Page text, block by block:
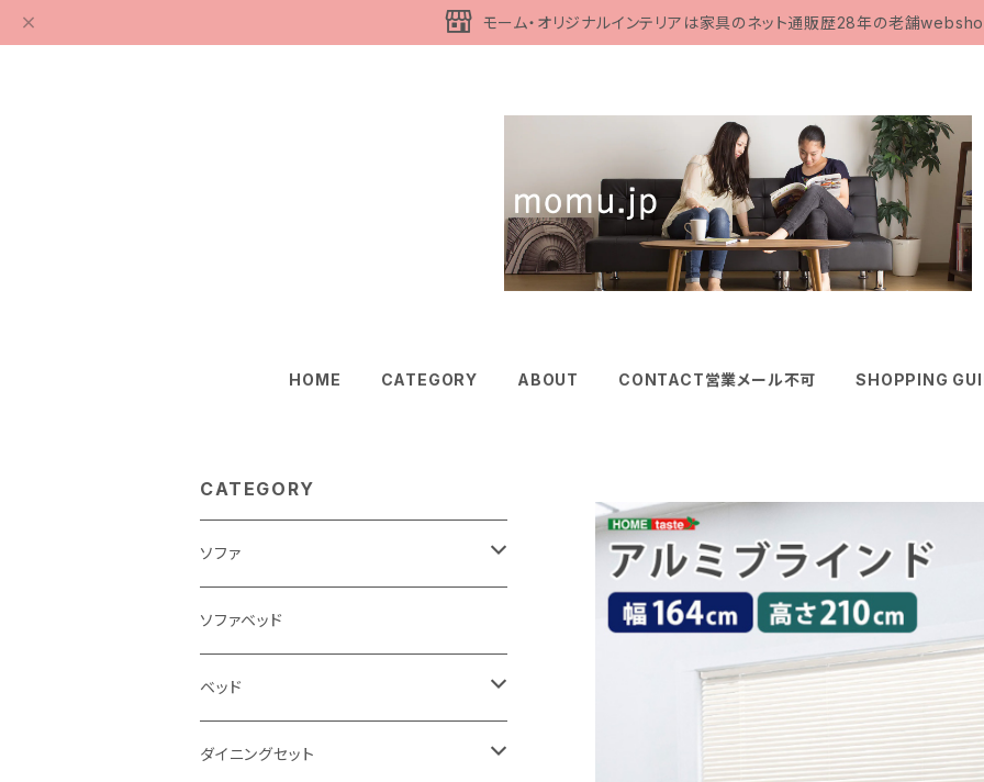
モーム・オリジナルインテリアは家具のネット通販歴28年の老舗
HOME CATEGORY ABOUT CONTACT営業メール不可 SHOPPING
CATEGORY
ソファ
3人掛け
2.5人掛け
2人掛け
ソファベッド
ベッド
シングルサイズ以下（フレームのみ）
ダイニングセット